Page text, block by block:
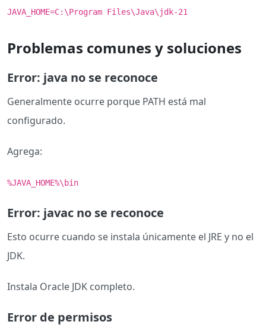
JAVA_HOME=C:\Program Files\Java\jdk-21
Problemas comunes y soluciones
Error: java no se reconoce
Generalmente ocurre porque PATH está mal
configurado.
Agrega:
%JAVA_HOME%\bin
Error: javac no se reconoce
Esto ocurre cuando se instala únicamente el JRE y no el
JDK.
Instala Oracle JDK completo.
Error de permisos